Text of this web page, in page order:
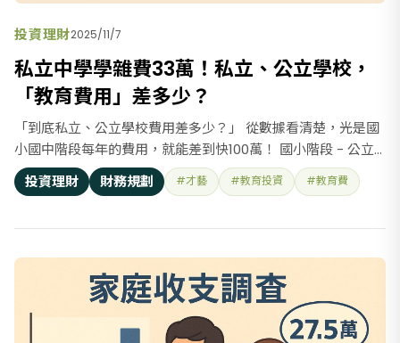
投資理財2025/11/7
私立中學學雜費33萬！私立、公立學校，
「教育費用」差多少？
「到底私立、公立學校費用差多少？」 從數據看清楚，光是國
小國中階段每年的費用，就能差到快100萬！ 國小階段 - 公立
國小：全年教育總支出約2~ 35萬元 - 私立國小：全年教育總支
出約20 ~ 100萬元起 再來看看國中階段： - 公立國中：教育總
投資理財 財務規劃 #才藝 #教育投資 #教育費